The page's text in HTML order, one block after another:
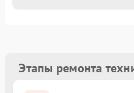
Этапы ремонта